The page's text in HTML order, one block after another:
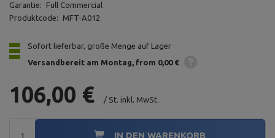
Garantie:
Full Commercial
Produktcode:
MFT-A012
Sofort lieferbar, große Menge auf Lager
Versandbereit am Montag from 0,00 €
106,00 € / St. inkl. MwSt.
IN DEN WARENKORB